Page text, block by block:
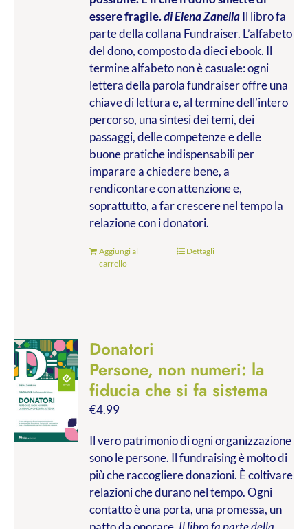
essere fragile.di Elena ZanellaIl libro fa
parte della collana Fundraiser. L’alfabeto
del dono, composto da dieci ebook. Il
termine alfabeto non è casuale: ogni
lettera della parola fundraiser offre una
chiave di lettura e, al termine dell’intero
percorso, una sintesi dei temi, dei
passaggi, delle competenze e delle
buone pratiche indispensabili per
imparare a chiedere bene, a
rendicontare con attenzione e,
soprattutto, a far crescere nel tempo la
relazione con i donatori.
Aggiungi al
carrello
Dettagli
Donatori
Persone, non numeri: la
fiducia che si fa sistema
€4.99
Il vero patrimonio di ogni organizzazione
sono le persone. Il fundraising è molto di
più che raccogliere donazioni. È coltivare
relazioni che durano nel tempo. Ogni
contatto è una porta, una promessa, un